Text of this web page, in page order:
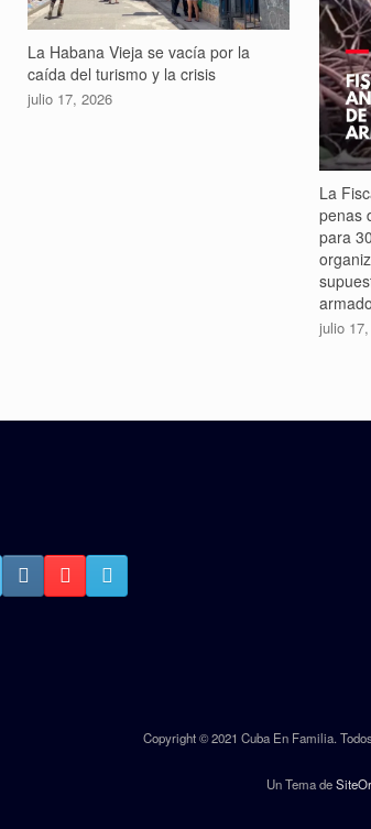
La Habana Vieja se vacía por la
caída del turismo y la crisis
julio 17, 2026
La
penas
para
julio
Copyright © 2021 Cuba En Familia.
Un Tema de